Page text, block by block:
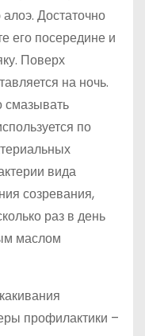
Достаточно
его посередине и
Поверх
на ночь.
смазывать
по
вида
созревания,
раз в день
маслом
профилактики –